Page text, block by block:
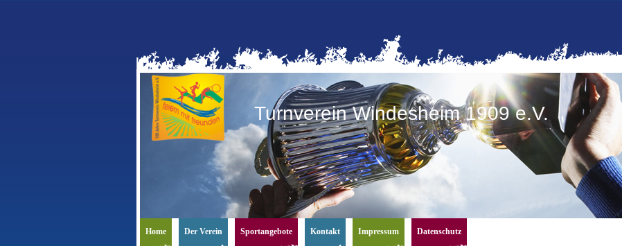
Turnverein Windesheim 1909 e.V.
Home Der Verein Sportangebote Kontakt Impressum Datenschutz